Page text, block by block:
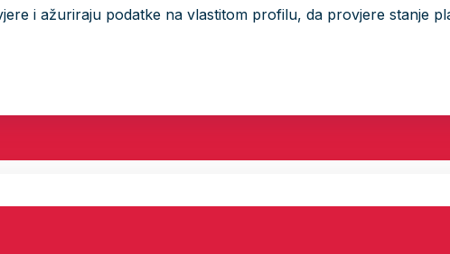
i ažuriraju podatke na vlastitom profilu, da provjere stanje